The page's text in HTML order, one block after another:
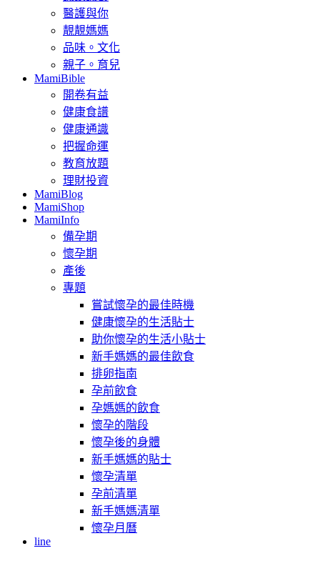
醫護與你
靚靚媽媽
品味。文化
親子。育兒
MamiBible
開卷有益
健康食譜
健康通識
把握命運
教育放題
理財投資
MamiBlog
MamiShop
MamiInfo
備孕期
懷孕期
產後
專題
嘗試懷孕的最佳時機
健康懷孕的生活貼士
助你懷孕的生活小貼士
新手媽媽的最佳飲食
排卵指南
孕前飲食
孕媽媽的飲食
懷孕的階段
懷孕後的身體
新手媽媽的貼士
懷孕清單
孕前清單
新手媽媽清單
懷孕月曆
line